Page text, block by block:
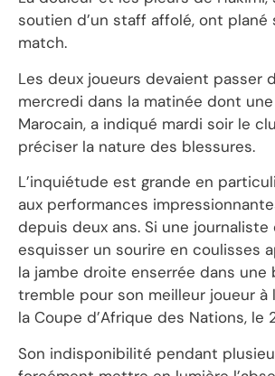
soutien d’un staff affolé, ont plané
match.
Les deux joueurs devaient passer
mercredi dans la matinée dont une
Marocain, a indiqué mardi soir le
préciser la nature des blessures.
L’inquiétude est grande en
aux performances
depuis deux ans. Si une journaliste
esquisser un sourire en coulisses
la jambe droite enserrée dans une
tremble pour son meilleur joueur à
la Coupe d’Afrique des Nations, le
Son indisponibilité pendant